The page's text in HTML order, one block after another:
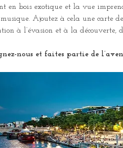
en bois exotique et la vue
Ajoutez à cela une carte
à l’évasion et à la découverte,
nous et faites partie de